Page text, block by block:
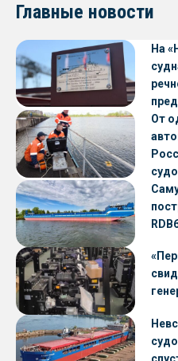
Главные новости
На
От